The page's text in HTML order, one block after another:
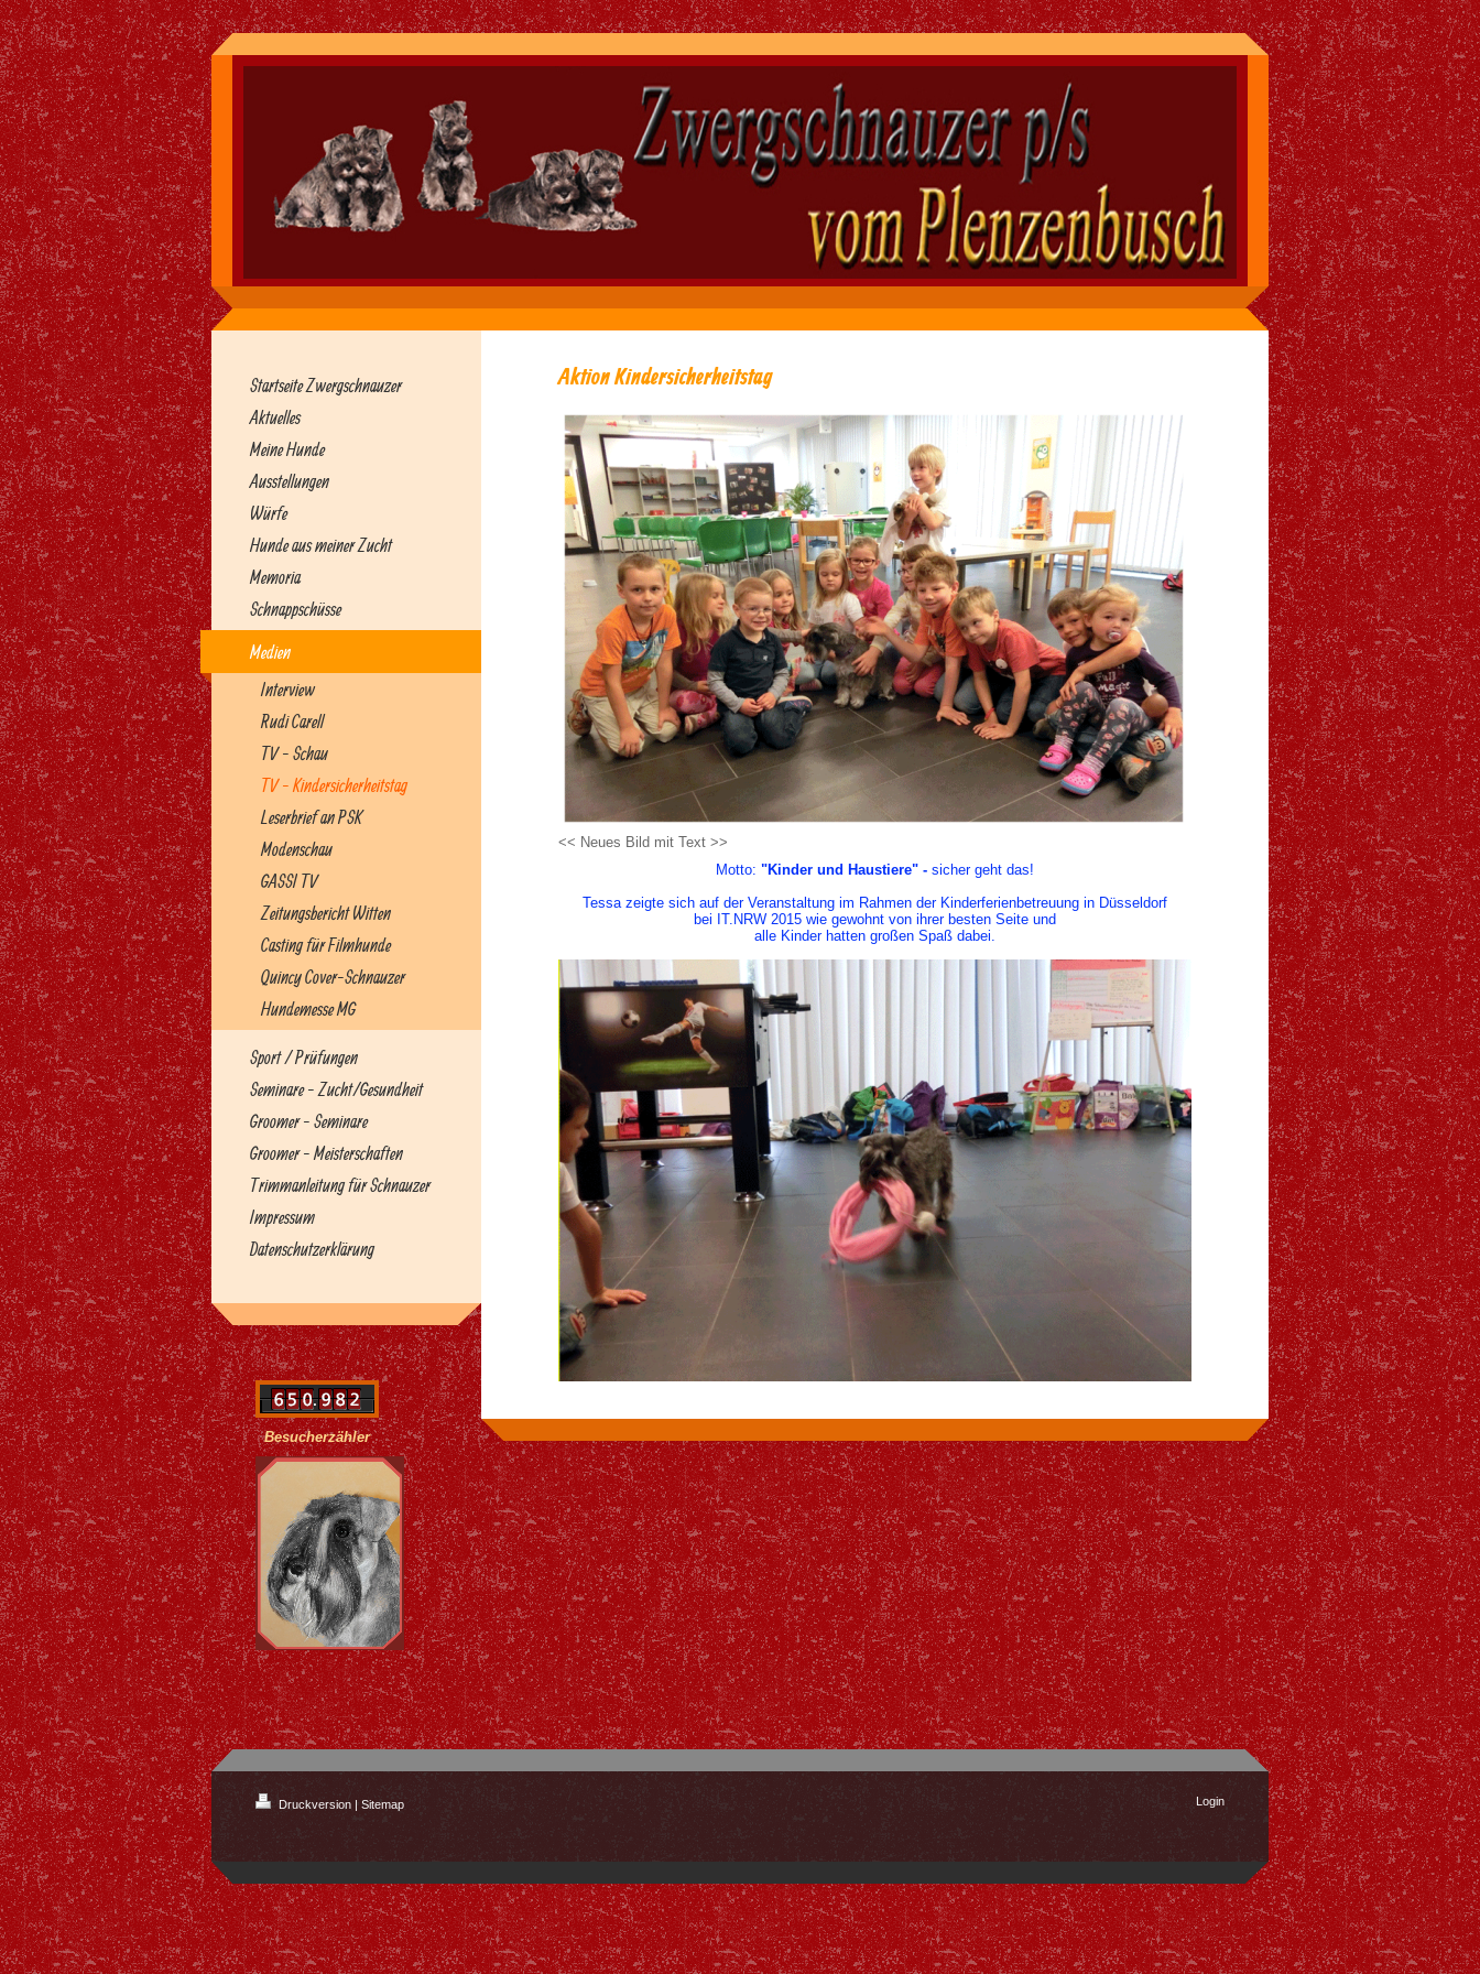
Startseite Zwergschnauzer
Aktuelles
Meine Hunde
Ausstellungen
Würfe
Hunde aus meiner Zucht
Memoria
Schnappschüsse
Medien
Interview
Rudi Carell
TV - Schau
TV - Kindersicherheitstag
Leserbrief an PSK
Modenschau
GASSI TV
Zeitungsbericht Witten
Casting für Filmhunde
Quincy Cover-Schnauzer
Hundemesse MG
Sport / Prüfungen
Seminare - Zucht/Gesundheit
Groomer - Seminare
Groomer - Meisterschaften
Trimmanleitung für Schnauzer
Impressum
Datenschutzerklärung
Besucherzähler
Aktion Kindersicherheitstag
<< Neues Bild mit Text >>
Motto: "Kinder und Haustiere" - sicher geht das!
Tessa zeigte sich auf der Veranstaltung im Rahmen der Kinderferienbetreuung in Düsseldorf
bei IT.NRW 2015 wie gewohnt von ihrer besten Seite und
alle Kinder hatten großen Spaß dabei.
Druckversion | Sitemap Login